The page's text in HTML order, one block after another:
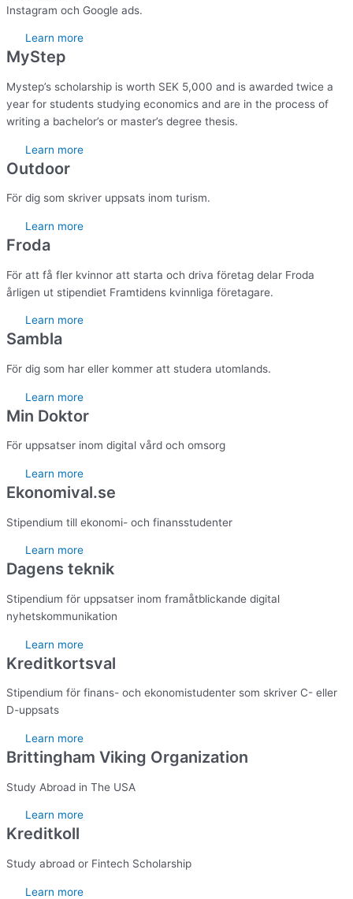
Instagram och Google ads.
Learn more
MyStep
Mystep’s scholarship is worth SEK 5,000 and is awarded twice a
year for students studying economics and are in the process of
writing a bachelor’s or master’s degree thesis.
Learn more
Outdoor
För dig som skriver uppsats inom turism.
Learn more
Froda
För att få fler kvinnor att starta och driva företag delar Froda
årligen ut stipendiet Framtidens kvinnliga företagare.
Learn more
Sambla
För dig som har eller kommer att studera utomlands.
Learn more
Min Doktor
För uppsatser inom digital vård och omsorg
Learn more
Ekonomival.se
Stipendium till ekonomi- och finansstudenter
Learn more
Dagens teknik
Stipendium för uppsatser inom framåtblickande digital
nyhetskommunikation
Learn more
Kreditkortsval
Stipendium för finans- och ekonomistudenter som skriver C- eller
D-uppsats
Learn more
Brittingham Viking Organization
Study Abroad in The USA
Learn more
Kreditkoll
Study abroad or Fintech Scholarship
Learn more